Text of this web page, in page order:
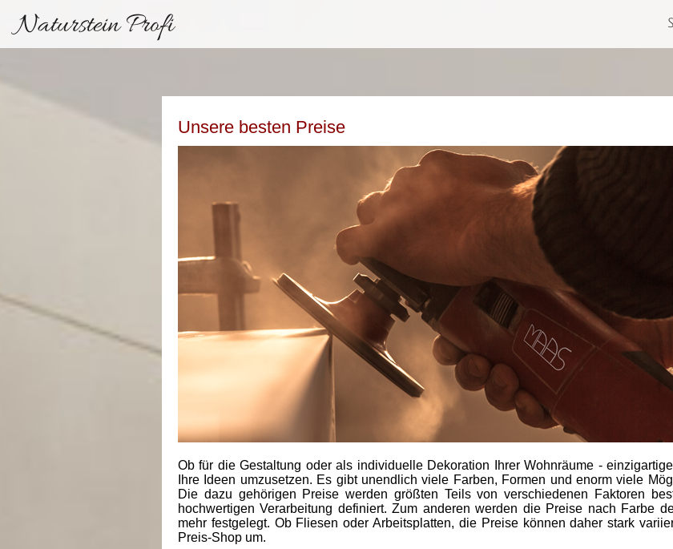
Naturstein Profi
Unsere besten Preise
Ob für die Gestaltung oder als individuelle Dekoration Ihrer Wohnräume -
Ihre Ideen umzusetzen. Es gibt unendlich viele Farben, Formen und enorm viele
Die dazu gehörigen Preise werden größten Teils von verschiedenen Faktoren
hochwertigen Verarbeitung definiert. Zum anderen werden die Preise nach Farbe
mehr festgelegt. Ob Fliesen oder Arbeitsplatten, die Preise können daher stark
Preis-Shop um.